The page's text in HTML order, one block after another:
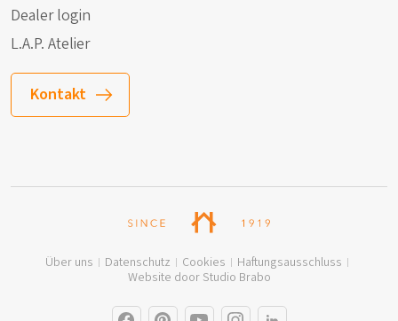
Dealer login
L.A.P. Atelier
Kontakt
Über uns Datenschutz Cookies
Haftungsausschluss
Website door Studio Brabo